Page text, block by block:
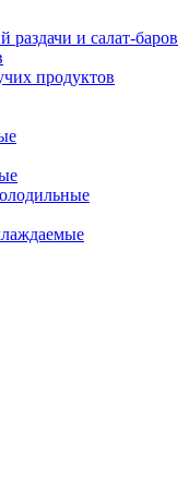
раздачи и салат-баров
продуктов